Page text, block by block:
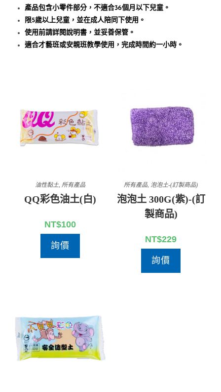
產品包含小零件部分，不適合36個月以下兒童。
限5歲以上兒童，並在成人陪同下使用。
使用前請詳閱說明書，並妥善保管。
適合才藝班或安親班教學使用，完成時間約一小時。
油性黏土 所有產品
QQ彩色油土(白)
NT$100
詢價
所有產品 泡泡土-(訂製商品)
泡泡土 300G(紫)-(訂
製商品)
NT$229
詢價